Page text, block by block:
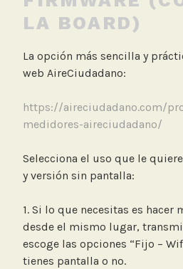
LA BOARD)
La opción más sencilla y
web AireCiudadano:
https://aireciudadano.com/
medidores-aireciudadano/
Selecciona el uso que le
y versión sin pantalla:
1. Si lo que necesitas es hacer
desde el mismo lugar,
escoge las opciones “Fijo –
tienes pantalla o no.